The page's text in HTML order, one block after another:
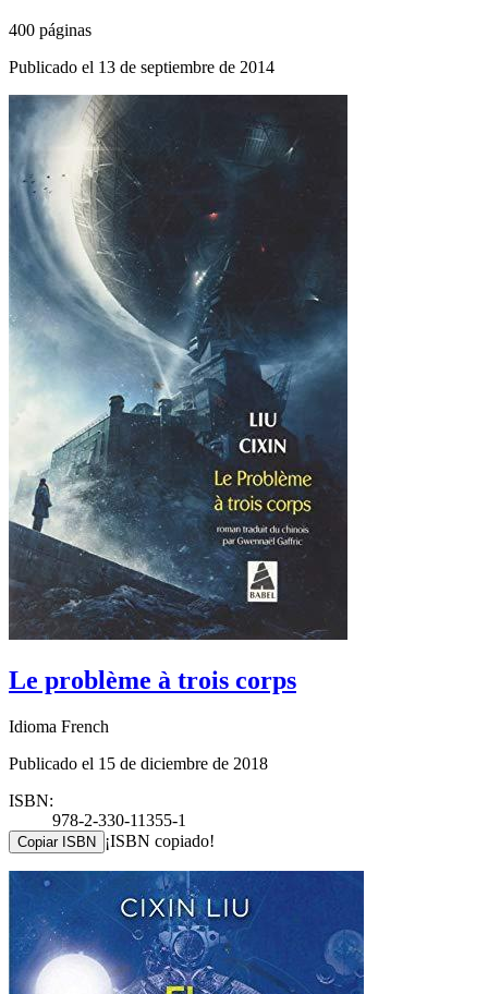
400 páginas
Publicado el 13 de septiembre de 2014
Le problème à trois corps
Idioma French
Publicado el 15 de diciembre de 2018
ISBN:
978-2-330-11355-1
Copiar ISBN ¡ISBN copiado!